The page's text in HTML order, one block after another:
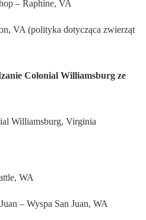
– Raphine, VA
VA (polityka dotycząca zwierząt
Colonial Williamsburg ze
Williamsburg, Virginia
WA
– Wyspa San Juan, WA